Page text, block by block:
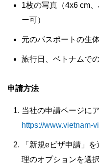
1枚の写真（4x6 cm
ー可）
元のパスポートの生
旅行日、ベトナムで
申請方法
当社の申請ページに
https://www.vietnam-
「新規eビザ申請」
理のオプションを選択